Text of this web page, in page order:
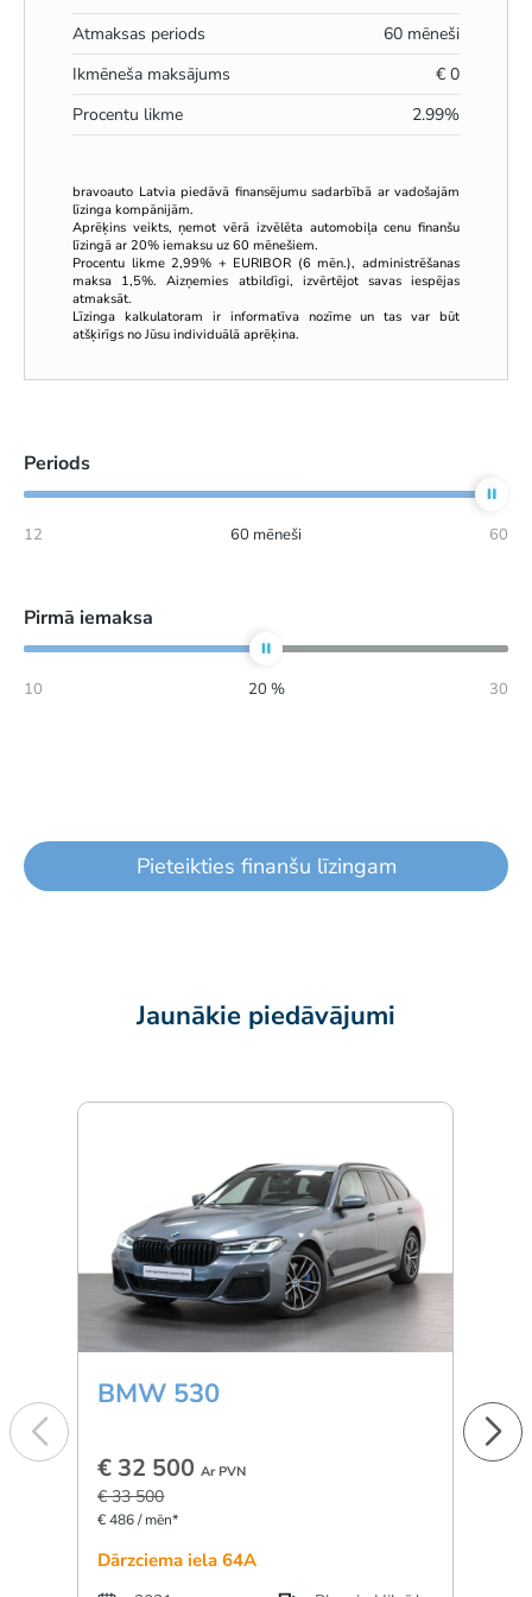
Atmaksas periods
60 mēneši
Ikmēneša maksājums
€ 0
Procentu likme
2.99%
bravoauto Latvia piedāvā finansējumu sadarbībā ar vadošajām
līzinga kompānijām.
Aprēķins veikts, ņemot vērā izvēlēta automobiļa cenu finanšu
līzingā ar 20% iemaksu uz 60 mēnešiem.
Procentu likme 2,99% + EURIBOR (6 mēn.), administrēšanas
maksa 1,5%. Aizņemies atbildīgi, izvērtējot savas iespējas
atmaksāt.
Līzinga kalkulatoram ir informatīva nozīme un tas var būt
atšķirīgs no Jūsu individuālā aprēķina.
Periods
12 60 mēneši 60
Pirmā iemaksa
10 20 % 30
Pieteikties finanšu līzingam
Jaunākie piedāvājumi
BMW 530
€ 32 500Ar PVN
€ 33 500
€ 486 / mēn*
Dārzciema iela 64A
€